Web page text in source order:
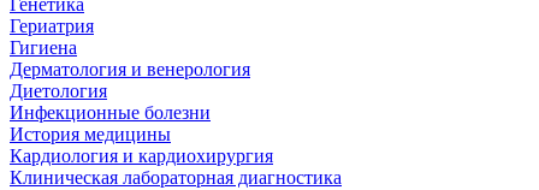
Генетика
Гериатрия
Гигиена
Дерматология и венерология
Диетология
Инфекционные болезни
История медицины
Кардиология и кардиохирургия
Клиническая лабораторная диагностика